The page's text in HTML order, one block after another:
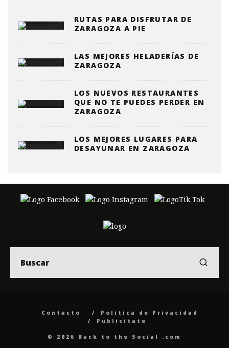
RUTAS PARA DISFRUTAR DE
ZARAGOZA A PIE
LAS MEJORES HELADERÍAS DE
ZARAGOZA
LOS NUEVOS RESTAURANTES
QUE NO TE PUEDES PERDER EN
ZARAGOZA
LOS MEJORES LUGARES PARA
DESAYUNAR EN ZARAGOZA
Contacto
Politica de Privacidad
Publicítate
© 2026 Back to the Social .com